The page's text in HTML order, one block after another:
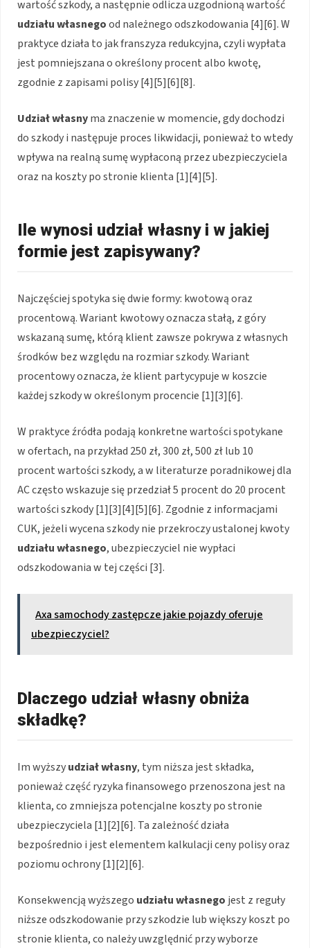
wartość szkody, a następnie odlicza uzgodnioną wartość
udziału własnegood należnego odszkodowania [4][6]. W
praktyce działa to jak franszyza redukcyjna, czyli wypłata
jest pomniejszana o określony procent albo kwotę,
zgodnie z zapisami polisy [4][5][6][8].
Udział własnyma znaczenie w momencie, gdy dochodzi
do szkody i następuje proces likwidacji, ponieważ to wtedy
wpływa na realną sumę wypłaconą przez ubezpieczyciela
oraz na koszty po stronie klienta [1][4][5].
Ile wynosi udział własny i w jakiej
formie jest zapisywany?
Najczęściej spotyka się dwie formy: kwotową oraz
procentową. Wariant kwotowy oznacza stałą, z góry
wskazaną sumę, którą klient zawsze pokrywa z własnych
środków bez względu na rozmiar szkody. Wariant
procentowy oznacza, że klient partycypuje w koszcie
każdej szkody w określonym procencie [1][3][6].
W praktyce źródła podają konkretne wartości spotykane
w ofertach, na przykład 250 zł, 300 zł, 500 zł lub 10
procent wartości szkody, a w literaturze poradnikowej dla
AC często wskazuje się przedział 5 procent do 20 procent
wartości szkody [1][3][4][5][6]. Zgodnie z informacjami
CUK, jeżeli wycena szkody nie przekroczy ustalonej kwoty
udziału własnego, ubezpieczyciel nie wypłaci
odszkodowania w tej części [3].
Axa samochody zastępcze jakie pojazdy oferuje
ubezpieczyciel?
Dlaczego udział własny obniża
składkę?
Im wyższyudział własny, tym niższa jest składka,
ponieważ część ryzyka finansowego przenoszona jest na
klienta, co zmniejsza potencjalne koszty po stronie
ubezpieczyciela [1][2][6]. Ta zależność działa
bezpośrednio i jest elementem kalkulacji ceny polisy oraz
poziomu ochrony [1][2][6].
Konsekwencją wyższego udziału własnego jest z reguły
niższe odszkodowanie przy szkodzie lub większy koszt po
stronie klienta, co należy uwzględnić przy wyborze